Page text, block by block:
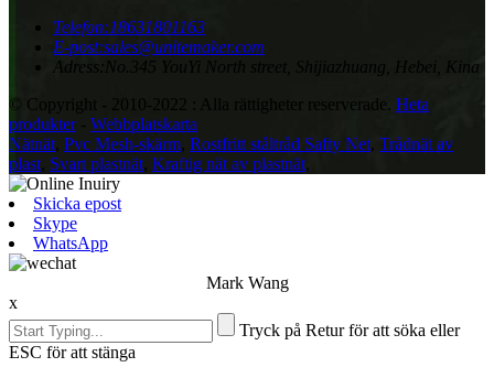
Telefon:18631801163
E-post:sales@unitemaker.com
Adress:
No.345 YouYi North street, Shijiazhuang, Hebei, Kina
© Copyright - 2010-2022 : Alla rättigheter reserverade. Heta
produkter- Webbplatskarta
Nätnät Pvc Mesh-skärm Rostfritt ståltråd Safty Net Trådnät av
plast Svart plastnät Kraftig nät av plastnät
Skicka epost
Skype
WhatsApp
Mark Wang
x
Tryck på Retur för att söka eller
ESC för att stänga